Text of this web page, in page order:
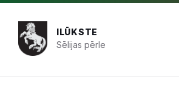
Pāriet
saturu
Skip
navigation
Skip
footer
ILŪKSTE
Sēlijas pērle